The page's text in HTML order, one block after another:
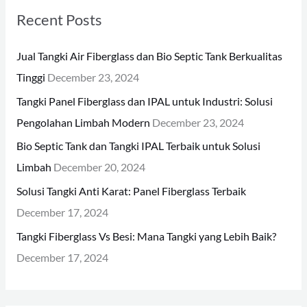
c
r
:
Recent Posts
Jual Tangki Air Fiberglass dan Bio Septic Tank Berkualitas
Tinggi December 23, 2024
Tangki Panel Fiberglass dan IPAL untuk Industri: Solusi
Pengolahan Limbah Modern December 23, 2024
Bio Septic Tank dan Tangki IPAL Terbaik untuk Solusi
Limbah December 20, 2024
Solusi Tangki Anti Karat: Panel Fiberglass Terbaik
December 17, 2024
Tangki Fiberglass Vs Besi: Mana Tangki yang Lebih Baik?
December 17, 2024